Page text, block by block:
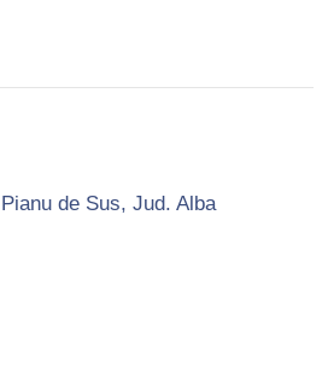
de Sus, Jud. Alba